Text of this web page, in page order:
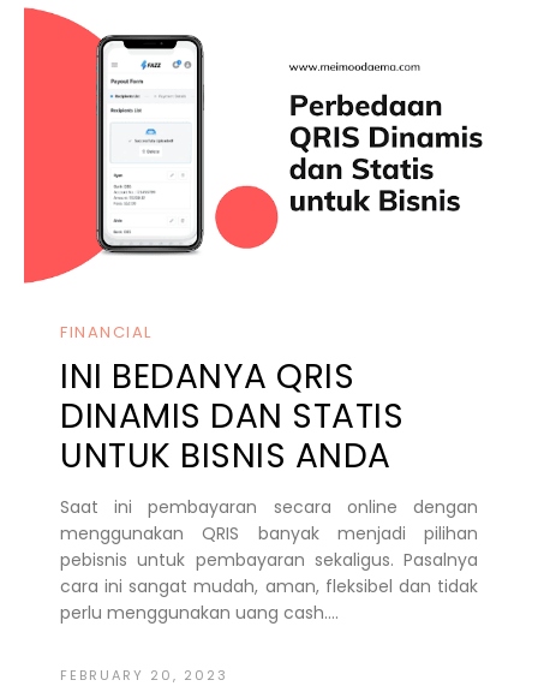
FINANCIAL
INI BEDANYA QRIS
DINAMIS DAN STATIS
UNTUK BISNIS ANDA
Saat ini pembayaran secara online dengan
menggunakan QRIS banyak menjadi pilihan
pebisnis untuk pembayaran sekaligus. Pasalnya
cara ini sangat mudah, aman, fleksibel dan tidak
perlu menggunakan uang cash....
FEBRUARY 20, 2023